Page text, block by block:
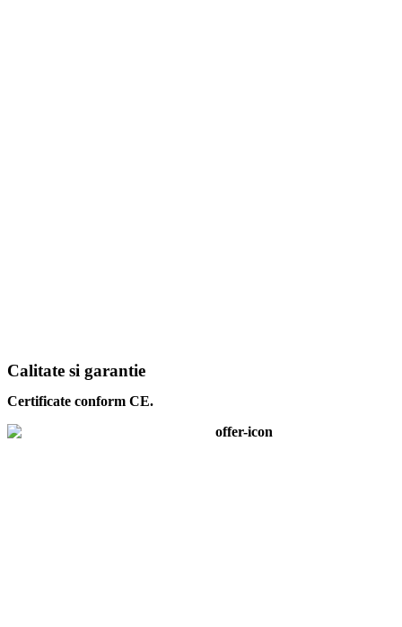
Calitate si garantie
Certificate conform CE.